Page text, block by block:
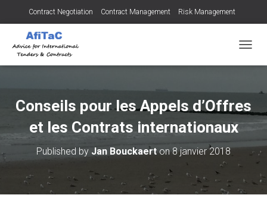
Contract Negotiation Contract Management Risk Management
Tendering for Contracts
Conseils pour les Appels d’Offres
et les Contrats internationaux
Published by Jan Bouckaerton8 janvier 2018